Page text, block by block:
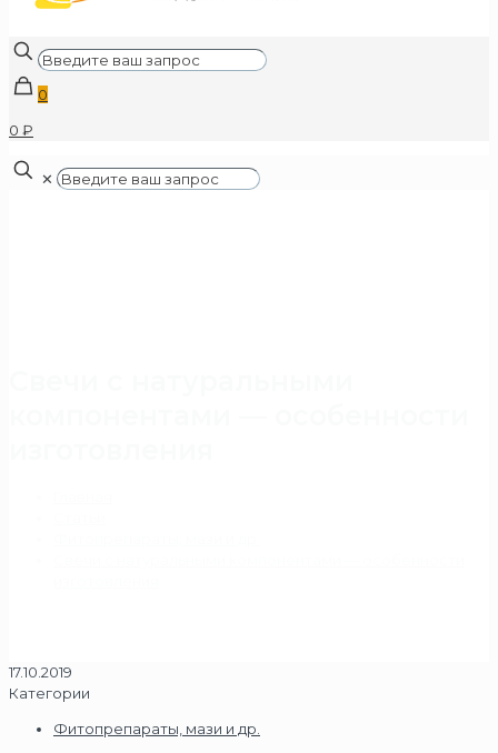
0
0 ₽
✕
17.10.2019
Категории
Фитопрепараты, мази и др.